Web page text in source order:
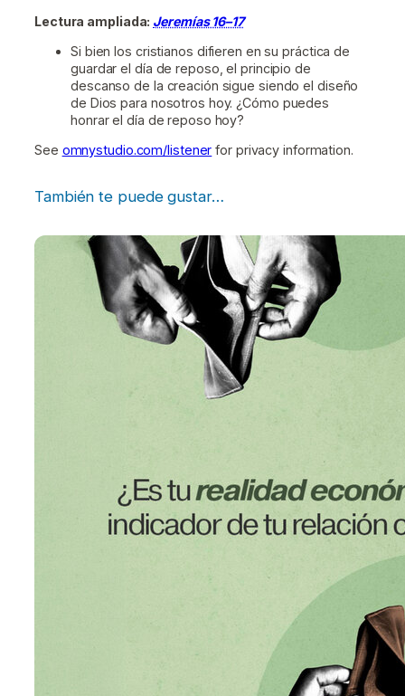
Lectura ampliada: Jeremías 16–17
Si bien los cristianos difieren en su práctica de
guardar el día de reposo, el principio de
descanso de la creación sigue siendo el diseño
de Dios para nosotros hoy. ¿Cómo puedes
honrar el día de reposo hoy?
See omnystudio.com/listener for privacy information.
También te puede gustar…